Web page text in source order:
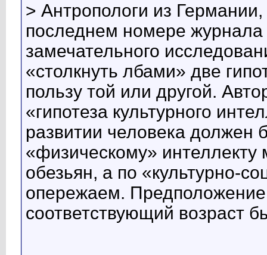
> Антропологи из
последнем номере журнала
замечательного
«столкнуть лбами» две
пользу той или другой.
«гипотеза культурного
развитии человека должен
«физическому»
обезьян, а по «культурно-
опережаем.
соответствующий возраст